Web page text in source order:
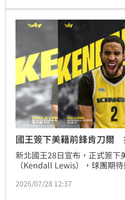
友在港都相見。
國王簽下美籍前鋒肯刀爾
新北國王28日宣布，正式簽下
（Kendall Lewis），球團期
季的前場陣容帶來更多戰術變
2026/07/28 12:37